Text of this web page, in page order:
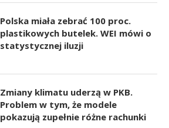
Polska miała zebrać 100 proc.
plastikowych butelek. WEI mówi o
statystycznej iluzji
Zmiany klimatu uderzą w PKB.
Problem w tym, że modele
pokazują zupełnie różne rachunki